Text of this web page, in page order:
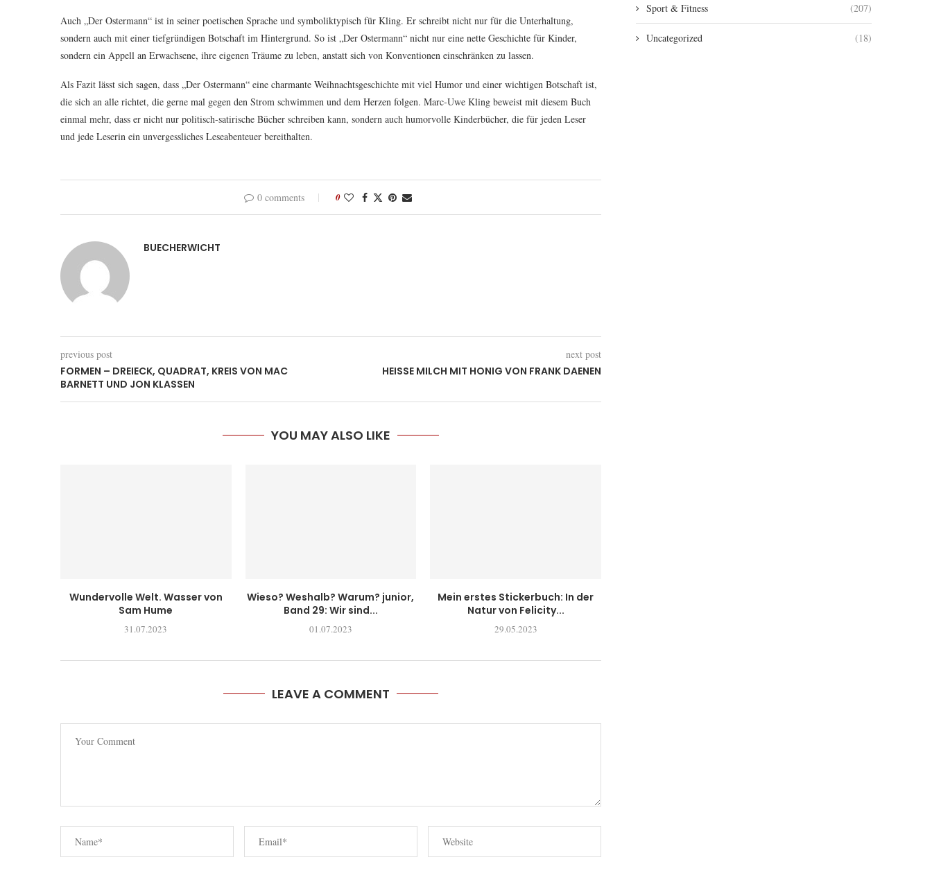
Auch „Der Ostermann“ ist in seiner poetischen Sprache und symboliktypisch für Kling. Er schreibt nicht nur für die Unterhaltung,
sondern auch mit einer tiefgründigen Botschaft im Hintergrund. So ist „Der Ostermann“ nicht nur eine nette Geschichte für Kinder,
sondern ein Appell an Erwachsene, ihre eigenen Träume zu leben, anstatt sich von Konventionen einschränken zu lassen.
Als Fazit lässt sich sagen, dass „Der Ostermann“ eine charmante Weihnachtsgeschichte mit viel Humor und einer wichtigen Botschaft ist,
die sich an alle richtet, die gerne mal gegen den Strom schwimmen und dem Herzen folgen. Marc-Uwe Kling beweist mit diesem Buch
einmal mehr, dass er nicht nur politisch-satirische Bücher schreiben kann, sondern auch humorvolle Kinderbücher, die für jeden Leser
und jede Leserin ein unvergessliches Leseabenteuer bereithalten.
0 comments 0
BUECHERWICHT
previous post
FORMEN – DREIECK, QUADRAT, KREIS VON MAC
BARNETT UND JON KLASSEN
next post
HEISSE MILCH MIT HONIG VON FRANK DAENEN
YOU MAY ALSO LIKE
Wundervolle Welt. Wasser von
Sam Hume
31.07.2023
Wieso? Weshalb? Warum? junior,
Band 29: Wir sind...
01.07.2023
Mein erstes Stickerbuch: In der
Natur von Felicity...
29.05.2023
LEAVE A COMMENT
Sport & Fitness (207)
Uncategorized (18)